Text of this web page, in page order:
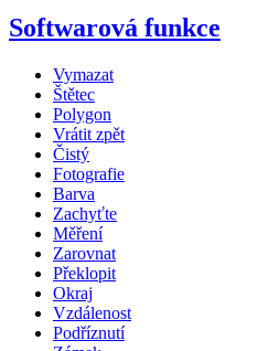
Softwarová funkce
Vymazat
Štětec
Polygon
Vrátit zpět
Čistý
Fotografie
Barva
Zachyťte
Měření
Zarovnat
Překlopit
Okraj
Vzdálenost
Podříznutí